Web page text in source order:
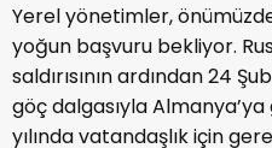
Yerel yönetimler,
yoğun başvuru bekliyor.
saldırısının ardından 24
göç dalgasıyla
yılında vatandaşlık için